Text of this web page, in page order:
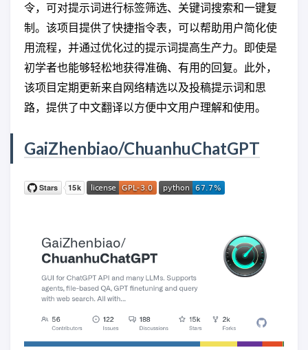
令，可对提示词进行标签筛选、关键词搜索和一键复
制。该项目提供了快捷指令表，可以帮助用户简化使
用流程，并通过优化过的提示词提高生产力。即使是
初学者也能够轻松地获得准确、有用的回复。此外，
该项目定期更新来自网络精选以及投稿提示词和思
路，提供了中文翻译以方便中文用户理解和使用。
GaiZhenbiao/ChuanhuChatGPT